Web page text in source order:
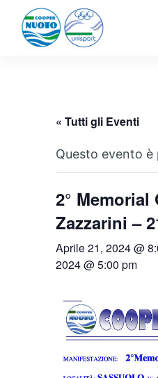
« Tutti gli Eventi
Questo evento è
2° Memorial
Zazzarini –
Aprile 21, 2024 @
2024 @ 5:00 pm